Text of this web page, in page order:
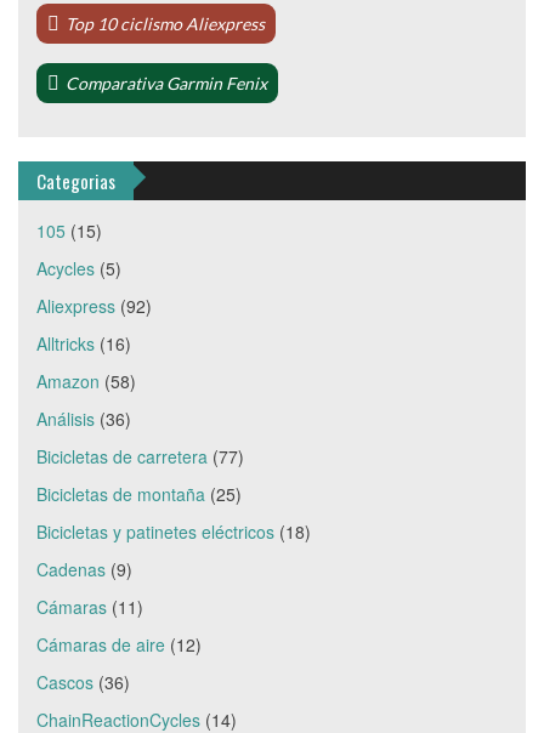
Top 10 ciclismo Aliexpress
Comparativa Garmin Fenix
Categorias
105 (15)
Acycles (5)
Aliexpress (92)
Alltricks (16)
Amazon (58)
Análisis (36)
Bicicletas de carretera (77)
Bicicletas de montaña (25)
Bicicletas y patinetes eléctricos (18)
Cadenas (9)
Cámaras (11)
Cámaras de aire (12)
Cascos (36)
ChainReactionCycles (14)